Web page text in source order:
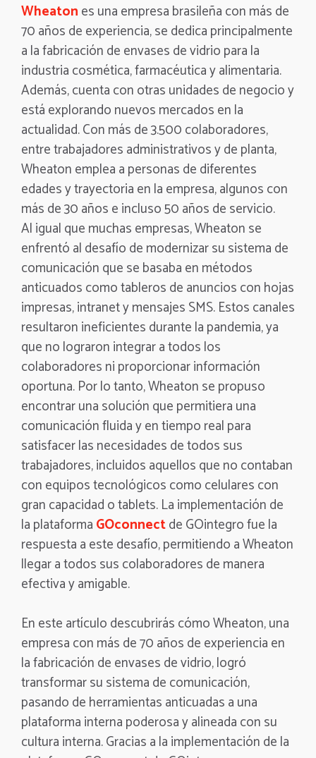
Wheatones una empresa brasileña con más de
70 años de experiencia, se dedica principalmente
a la fabricación de envases de vidrio para la
industria cosmética, farmacéutica y alimentaria.
Además, cuenta con otras unidades de negocio y
está explorando nuevos mercados en la
actualidad. Con más de 3.500 colaboradores,
entre trabajadores administrativos y de planta,
Wheaton emplea a personas de diferentes
edades y trayectoria en la empresa, algunos con
más de 30 años e incluso 50 años de servicio.
Al igual que muchas empresas, Wheaton se
enfrentó al desafío de modernizar su sistema de
comunicación que se basaba en métodos
anticuados como tableros de anuncios con hojas
impresas, intranet y mensajes SMS. Estos canales
resultaron ineficientes durante la pandemia, ya
que no lograron integrar a todos los
colaboradores ni proporcionar información
oportuna. Por lo tanto, Wheaton se propuso
encontrar una solución que permitiera una
comunicación fluida y en tiempo real para
satisfacer las necesidades de todos sus
trabajadores, incluidos aquellos que no contaban
con equipos tecnológicos como celulares con
gran capacidad o tablets. La implementación de
la plataformaGOconnectde GOintegro fue la
respuesta a este desafío, permitiendo a Wheaton
llegar a todos sus colaboradores de manera
efectiva y amigable.
En este artículo descubrirás cómo Wheaton, una
empresa con más de 70 años de experiencia en
la fabricación de envases de vidrio, logró
transformar su sistema de comunicación,
pasando de herramientas anticuadas a una
plataforma interna poderosa y alineada con su
cultura interna. Gracias a la implementación de la